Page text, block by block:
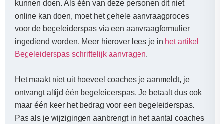
kunnen doen. Als één van deze personen dit niet
online kan doen, moet het gehele aanvraagproces
voor de begeleiderspas via een aanvraagformulier
ingediend worden. Meer hierover lees je in het artikel
Begeleiderspas schriftelijk aanvragen.
Het maakt niet uit hoeveel coaches je aanmeldt, je
ontvangt altijd één begeleiderspas. Je betaalt dus ook
maar één keer het bedrag voor een begeleiderspas.
Pas als je wijzigingen aanbrengt in het aantal coaches